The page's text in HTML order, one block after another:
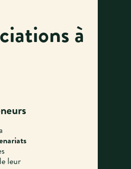
à
leur